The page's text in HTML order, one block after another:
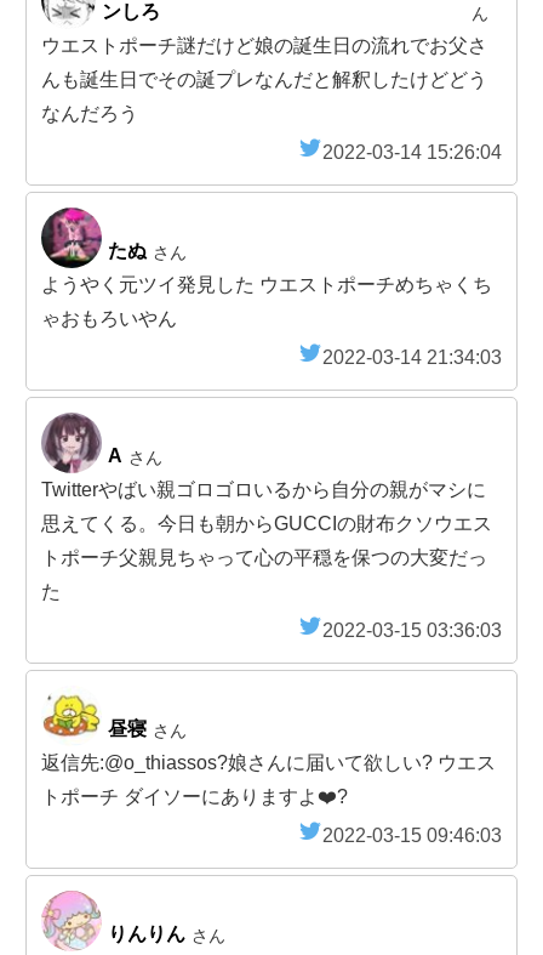
ンしろ
ん
ウエストポーチ謎だけど娘の誕生日の流れでお父さ
んも誕生日でその誕プレなんだと解釈したけどどう
なんだろう
2022-03-14 15:26:04
たぬ さん
ようやく元ツイ発見した ウエストポーチめちゃくち
ゃおもろいやん
2022-03-14 21:34:03
A さん
Twitterやばい親ゴロゴロいるから自分の親がマシに
思えてくる。今日も朝からGUCCIの財布クソウエス
トポーチ父親見ちゃって心の平穏を保つの大変だっ
た
2022-03-15 03:36:03
昼寝 さん
返信先:@o_thiassos?娘さんに届いて欲しい? ウエス
トポーチ ダイソーにありますよ❤️?
2022-03-15 09:46:03
りんりん さん